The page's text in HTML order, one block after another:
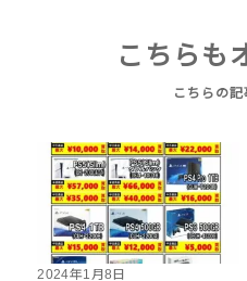
こちらも
2024年1月8日